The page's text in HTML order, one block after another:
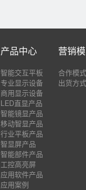
产品中心
智能交互平板
专业显示设备
商用显示设备
LED直显产品
智能镜显产品
移动智显产品
行业平板产品
智显屏产品
智能部件产品
工控高亮屏
应用软件产品
应用案例
营销
合作模式
出货方式